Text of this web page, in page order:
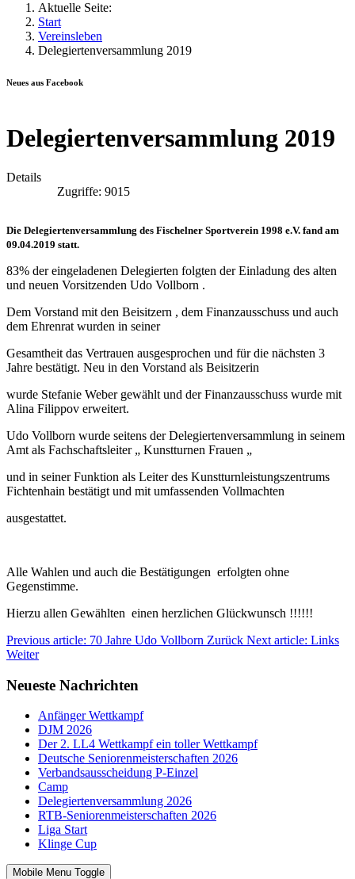
Aktuelle Seite:
Start
Vereinsleben
Delegiertenversammlung 2019
Neues aus Facebook
Delegiertenversammlung 2019
Details
Zugriffe: 9015
Die Delegiertenversammlung des Fischelner Sportverein 1998 e.V. fand am
09.04.2019 statt.
83% der eingeladenen Delegierten folgten der Einladung des alten
und neuen Vorsitzenden Udo Vollborn .
Dem Vorstand mit den Beisitzern , dem Finanzausschuss und auch
dem Ehrenrat wurden in seiner
Gesamtheit das Vertrauen ausgesprochen und für die nächsten 3
Jahre bestätigt. Neu in den Vorstand als Beisitzerin
wurde Stefanie Weber gewählt und der Finanzausschuss wurde mit
Alina Filippov erweitert.
Udo Vollborn wurde seitens der Delegiertenversammlung in seinem
Amt als Fachschaftsleiter „ Kunstturnen Frauen „
und in seiner Funktion als Leiter des Kunstturnleistungszentrums
Fichtenhain bestätigt und mit umfassenden Vollmachten
ausgestattet.
Alle Wahlen und auch die Bestätigungen erfolgten ohne
Gegenstimme.
Hierzu allen Gewählten einen herzlichen Glückwunsch !!!!!!
Previous article: 70 Jahre Udo Vollborn Zurück Next article: Links
Weiter
Neueste Nachrichten
Anfänger Wettkampf
DJM 2026
Der 2. LL4 Wettkampf ein toller Wettkampf
Deutsche Seniorenmeisterschaften 2026
Verbandsausscheidung P-Einzel
Camp
Delegiertenversammlung 2026
RTB-Seniorenmeisterschaften 2026
Liga Start
Klinge Cup
Mobile Menu Toggle